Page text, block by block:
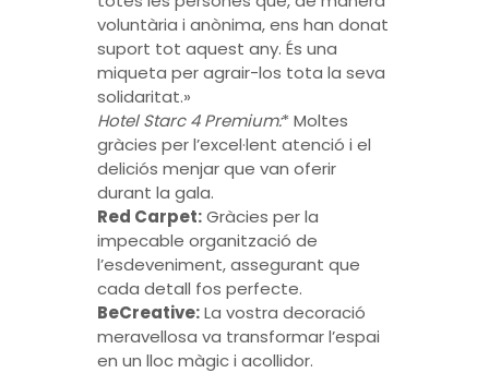
voluntària i anònima, ens han donat
suport tot aquest any. És una
miqueta per agrair-los tota la seva
solidaritat.»
Hotel Starc 4 Premium:* Moltes
gràcies per l’excel·lent atenció i el
deliciós menjar que van oferir
durant la gala.
Red Carpet:Gràcies per la
impecable organització de
l’esdeveniment, assegurant que
cada detall fos perfecte.
BeCreative:La vostra decoració
meravellosa va transformar l’espai
en un lloc màgic i acollidor.